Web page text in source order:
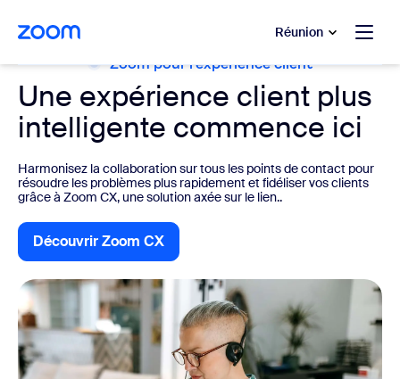
contenu principal
au chat d’aide Réunion
Zoom pour l’expérience client
Une expérience client plus
intelligente commence ici
Harmonisez la collaboration sur tous les points de contact pour
résoudre les problèmes plus rapidement et fidéliser vos clients
grâce à Zoom CX, une solution axée sur le lien..
Découvrir Zoom CX
Découvrir Zoom CX